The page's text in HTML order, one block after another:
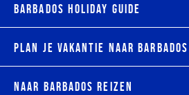
Barbados Holiday Guide
Plan je vakantie naar Barbados
Naar Barbados reizen